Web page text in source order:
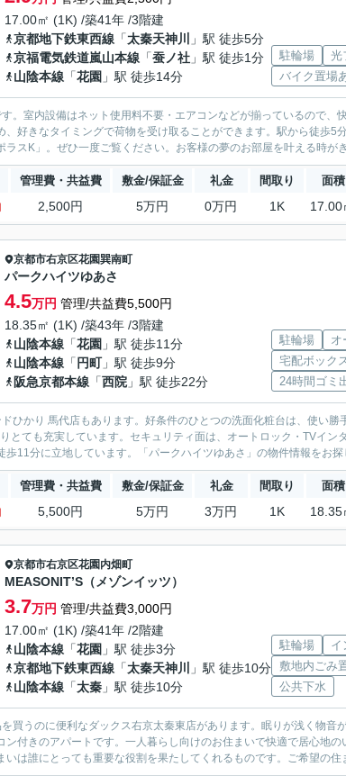
17.00㎡ (1K) /築41年 /3階建
京都地下鉄東西線 「太秦天神川
」駅 徒歩5分
京福電気鉄道嵐山本線 「蚕ノ社 」駅 徒歩1分
山陰本線 「花園 」駅 徒歩14分
駐輪場 光
バイク置場
。室内設備はネット使用料不要・エアコンなどが揃っているので、
、好きなタイミングで荷物を受け取ることができます。駅から徒歩5
スK」。ぜひ一度ご覧ください。お客様の夢のお部屋を叶える時が
管理費・共益費 敷金/保証金 礼金 間取り 面積
2,500円 5万円 0万円 1K 17.00
京都市右京区花園巽南町
パークハイツゆあさ
4.5万円 管理/共益費5,500円
18.35㎡ (1K) /築43年 /3階建
山陰本線 「花園 」駅 徒歩11分
山陰本線 「 円町」駅 徒歩9分
阪急京都本線 「西院 」駅 徒歩22分
駐輪場 オ
宅配ボック
24時間ゴミ
ひかり 馬代店もあります。好条件のひとつの洗面化粧台は、使い勝
とても充実しています。セキュリティ面は、オートロック・TVイン
11分に立地しています。「パークハイツゆあさ」の物件情報をお
管理費・共益費 敷金/保証金 礼金 間取り 面積
5,500円 5万円 3万円 1K 18.35
京都市右京区花園内畑町
MEASONIT’S（メゾンイッツ）
3.7万円 管理/共益費3,000円
17.00㎡ (1K) /築41年 /2階建
山陰本線 「花園 」駅 徒歩3分
京都地下鉄東西線 「太秦天神川
」駅 徒歩10分
山陰本線 「太秦 」駅 徒歩10分
駐輪場
イ
敷地内ごみ
公共下水
買うのに便利なダックス右京太秦東店があります。眠りが浅く物音
付きのアパートです。一人暮らし向けのお住まいで快適で居心地の
いは誰にとっても重要な役割を果たしてくれるものです。ご希望の住